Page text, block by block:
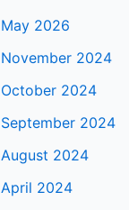
May 2026
November 2024
October 2024
September 2024
August 2024
April 2024